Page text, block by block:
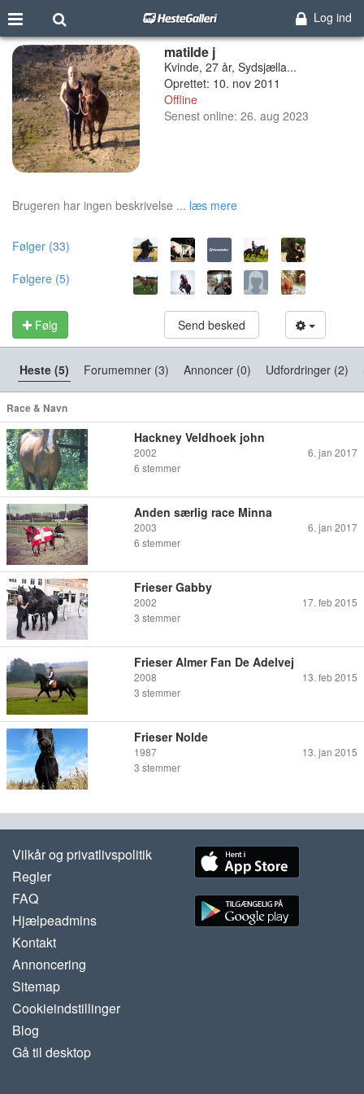
Log ind
matilde j
Kvinde, 27 år, Sydsjælla...
Oprettet: 10. nov 2011
Offline
Senest online: 26. aug 2023
Brugeren har ingen beskrivelse ... læs mere
Følger (33)
Følgere (5)
Følg Send besked
Heste (5) Forumemner (3) Annoncer (0) Udfordringer (2)
Race & Navn
Hackney Veldhoek john
2002
6. jan 2017
6 stemmer
Anden særlig race Minna
2003
6. jan 2017
6 stemmer
Frieser Gabby
2002
17. feb 2015
3 stemmer
Frieser Almer Fan De Adelvej
2008
13. feb 2015
3 stemmer
Frieser Nolde
1987
13. jan 2015
3 stemmer
Vilkår og privatlivspolitik
Regler
FAQ
Hjælpeadmins
Kontakt
Annoncering
Sitemap
Cookieindstillinger
Blog
Gå til desktop